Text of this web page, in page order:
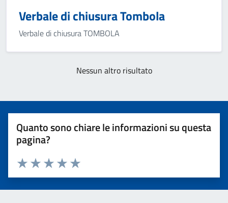
Verbale di chiusura Tombola
Verbale di chiusura TOMBOLA
Nessun altro risultato
Quanto sono chiare le informazioni su questa
pagina?
Valuta 5 stelle su 5
Valuta 4 stelle su 5
Valuta 3 stelle su 5
Valuta 2 stelle su 5
Valuta 1 stelle su 5